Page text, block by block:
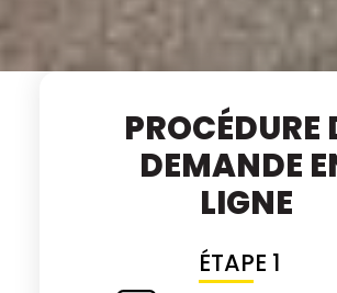
PROCÉDURE
DEMANDE
LIGNE
ÉTAPE 1